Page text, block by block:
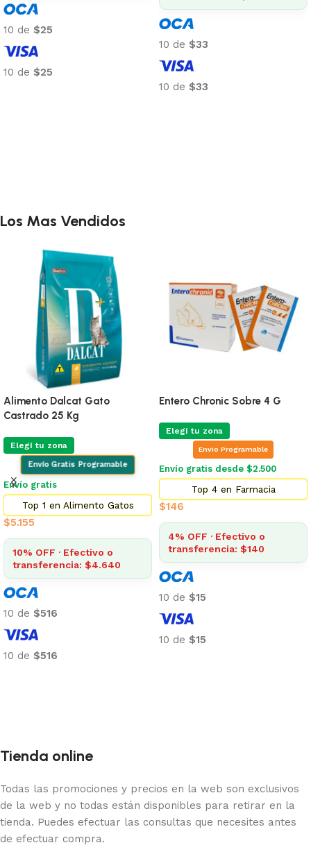
10 de$38
10 de$38
Añadir al carrito
10 de$39
10 de$39
Los Mas Vendidos
Alimento Dalcat Gato
Castrado 25 Kg
Elegí tu zona
Envío Gratis Programable
Envío gratis
Top 1 en Alimento Gatos
$5.155
10% OFF · Efectivo o
transferencia: $4.640
10 de $516
10 de $516
Entero Chronic Sobre 4 G
Elegí tu zona
Envio Programable
Envío gratis desde $2.500
Top 4 en Farmacia
$146
4% OFF · Efectivo o
transferencia: $140
10 de $15
10 de $15
Tienda online
Todas las promociones y precios en la web son exclusivos
de la web y no todas están disponibles para retirar en la
tienda. Puedes efectuar las consultas que necesites antes
de efectuar compra.